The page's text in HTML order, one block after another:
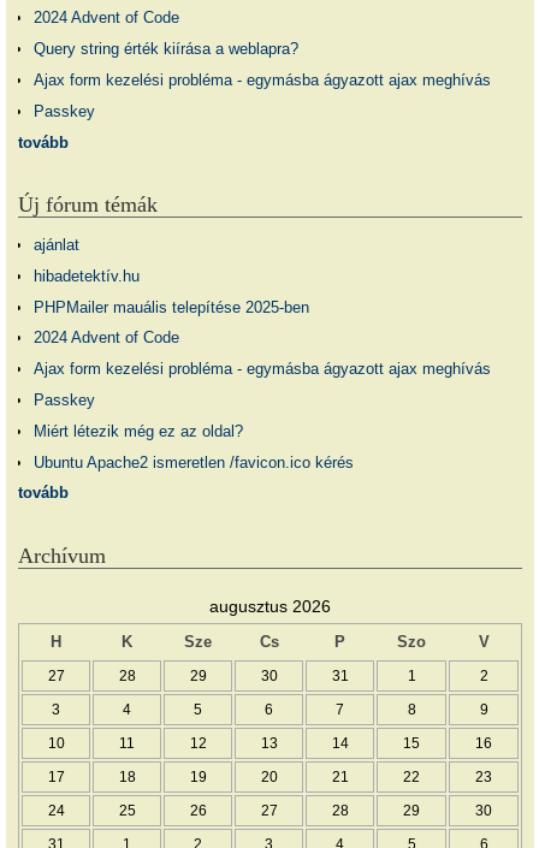
2024 Advent of Code
Query string érték kiírása a weblapra?
Ajax form kezelési probléma - egymásba ágyazott ajax meghívás
Passkey
tovább
Új fórum témák
ajánlat
hibadetektív.hu
PHPMailer mauális telepítése 2025-ben
2024 Advent of Code
Ajax form kezelési probléma - egymásba ágyazott ajax meghívás
Passkey
Miért létezik még ez az oldal?
Ubuntu Apache2 ismeretlen /favicon.ico kérés
tovább
Archívum
augusztus 2026
H K Sze Cs P Szo V
27 28 29 30 31 1 2
3 4 5 6 7 8 9
10 11 12 13 14 15 16
17 18 19 20 21 22 23
24 25 26 27 28 29 30
31 1 2 3 4 5 6